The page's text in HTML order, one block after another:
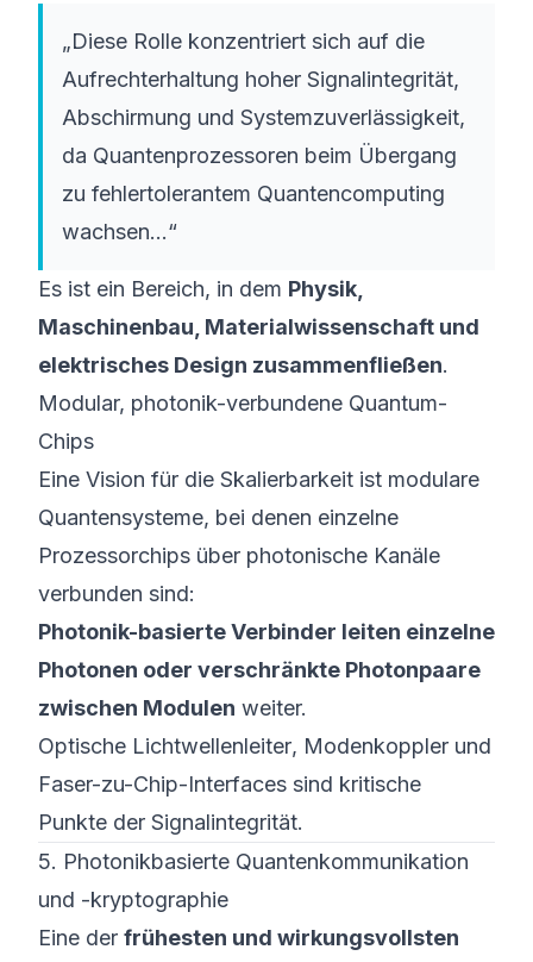
„Diese Rolle konzentriert sich auf die
Aufrechterhaltung hoher Signalintegrität,
Abschirmung und Systemzuverlässigkeit,
da Quantenprozessoren beim Übergang
zu fehlertolerantem Quantencomputing
wachsen...“
Es ist ein Bereich, in dem Physik,
Maschinenbau, Materialwissenschaft und
elektrisches Design zusammenfließen.
Modular, photonik-verbundene Quantum-
Chips
Eine Vision für die Skalierbarkeit ist modulare
Quantensysteme, bei denen einzelne
Prozessorchips über photonische Kanäle
verbunden sind:
Photonik-basierte Verbinder leiten einzelne
Photonen oder verschränkte Photonpaare
zwischen Modulen weiter.
Optische Lichtwellenleiter, Modenkoppler und
Faser-zu-Chip-Interfaces sind kritische
Punkte der Signalintegrität.
5. Photonikbasierte Quantenkommunikation
und -kryptographie
Eine der frühesten und wirkungsvollsten